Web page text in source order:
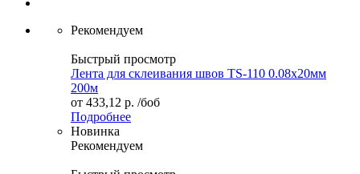
Рекомендуем
Быстрый просмотр
Лента для склеивания швов TS-110 0.08х20мм
200м
от 433,12 р. /боб
Подробнее
Новинка
Рекомендуем